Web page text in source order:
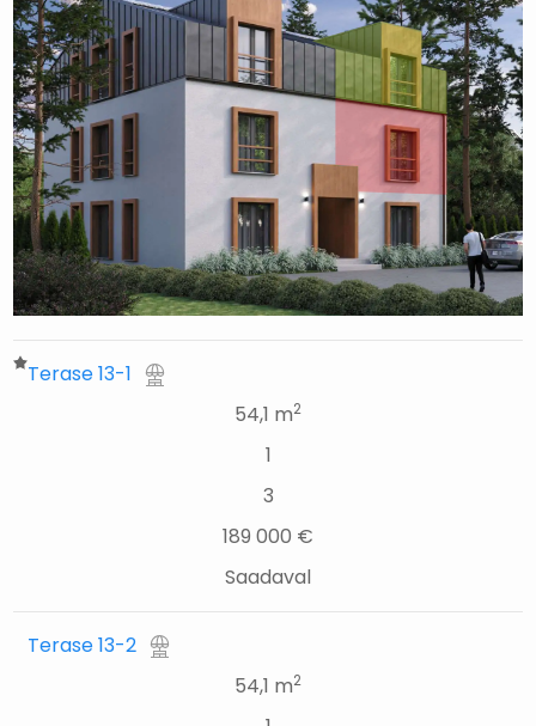
Terase 13-1
54,1 m2
1
3
189 000 €
Saadaval
Terase 13-2
54,1 m2